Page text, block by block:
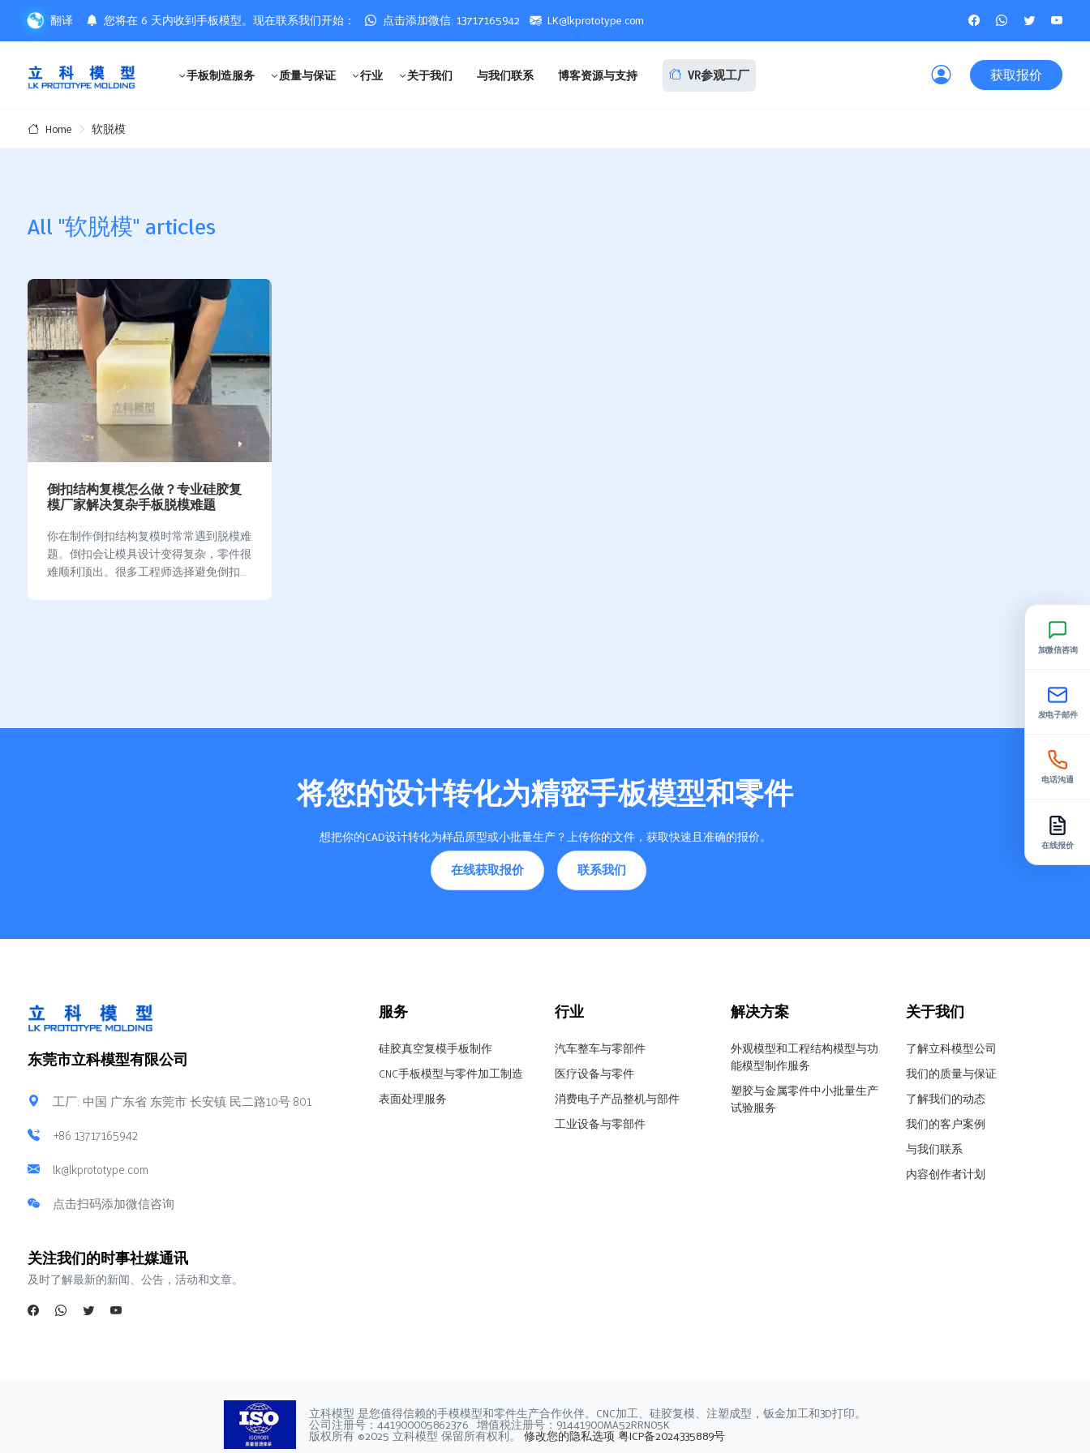
翻译 您将在 6 天内收到手板模型。现在联系我们开始： 点击添加微信: 13717165942 LK@lkprototype.com
手板制造服务 质量与保证 行业 关于我们 与我们联系 博客资源与支持 VR参观工厂 获取报价
Home 软脱模
All "软脱模" articles
倒扣结构复模怎么做？专业硅胶复
模厂家解决复杂手板脱模难题
你在制作倒扣结构复模时常常遇到脱模难
题。倒扣会让模具设计变得复杂，零件很
难顺利顶出。很多工程师选择避免倒扣结
将您的设计转化为精密手板模型和零件
想把你的CAD设计转化为样品原型或小批量生产？上传你的文件，获取快速且准确的报价。
在线获取报价 联系我们
东莞市立科模型有限公司
工厂: 中国 广东省 东莞市 长安镇 民二路10号 801
+86 13717165942
lk@lkprototype.com
点击扫码添加微信咨询
服务
硅胶真空复模手板制作
CNC手板模型与零件加工制造
表面处理服务
行业
汽车整车与零部件
医疗设备与零件
消费电子产品整机与部件
工业设备与零部件
解决方案
外观模型和工程结构模型与功
能模型制作服务
塑胶与金属零件中小批量生产
试验服务
关于我们
了解立科模型公司
我们的质量与保证
了解我们的动态
我们的客户案例
与我们联系
内容创作者计划
关注我们的时事社媒通讯
及时了解最新的新闻、公告，活动和文章。
立科模型 是您值得信赖的手模模型和零件生产合作伙伴。CNC加工、硅胶复模、注塑成型，钣金加工和3D打印。
公司注册号：441900005862376 增值税注册号：91441900MA52RRN05K
版权所有 ©2025 立科模型 保留所有权利。 修改您的隐私选项 粤ICP备2024335889号
加微信咨询
发电子邮件
电话沟通
在线报价